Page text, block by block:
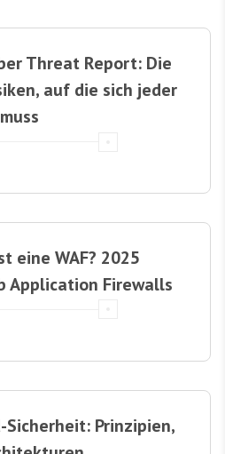
Threat Report: Die
auf die sich jeder
eine WAF? 2025
Application Firewalls
Prinzipien,